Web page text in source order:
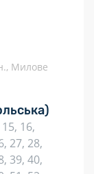
Милове
16,
27, 28,
39, 40,